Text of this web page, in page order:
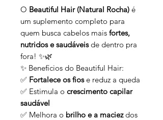
O Beautiful Hair (Natural Rocha) é
um suplemento completo para
quem busca cabelos mais fortes,
nutridos e saudáveisde dentro pra
fora! ✨🌿
✨ Benefícios do Beautiful Hair:
✅ Fortalece os fiose reduz a queda
✅ Estimula o crescimento capilar
saudável
✅ Melhora o brilho e a maciezdos